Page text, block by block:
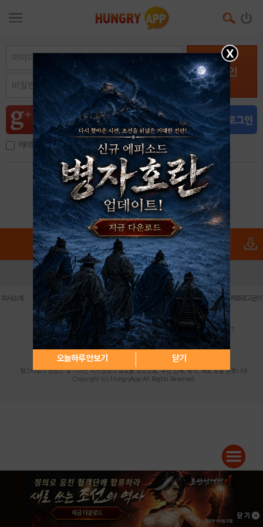
로그인
아이디, 이메일 저장
아이디 / 비밀번호 찾기 회원가입
X
오늘하루 안보기 닫기
로그인 PC버전 전체앱
회사소개 이용약관 | 개인정보 처리방침 | 청소년 보호정책 | 불법촬영물 신고센터 | 제휴광고문의
사업자등록번호:119-86-61101 (주)스마트나우 대표이사:송현두
주소: 서울시 금천구 가산디지털1로 171 연락처:063-284-8635 팩스:02-6265-0377
청소년보호책임자:김동욱desk@hungryapp.co.kr
등록번호:서울아02322 | 등록일자:2016년4월25일
발행인:(주)스마트나우 송현두 | 편집인:김동욱
헝그리앱의 콘텐츠 및 기사는 저작권법의 보호를 받으므로, 무단 전재, 복사, 배포 등을 금합니다.
Copyright (c) HungryApp All Rights Reserved.